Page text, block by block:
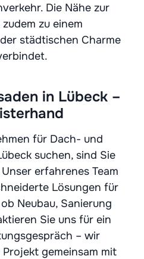
Die Nähe zur
zu einem
städtischen Charme
in Lübeck –
für Dach- und
suchen, sind Sie
erfahrenes Team
Lösungen für
Neubau, Sanierung
Sie uns für ein
– wir
gemeinsam mit